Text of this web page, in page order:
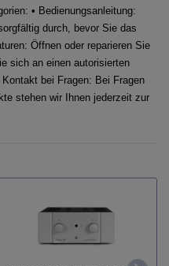
• Bedienungsanleitung:
durch, bevor Sie das
Öffnen oder reparieren Sie
sich an einen autorisierten
bei Fragen: Bei Fragen
stehen wir Ihnen jederzeit zur